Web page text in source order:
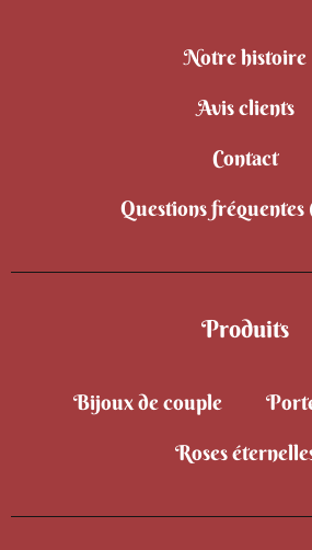
Notre histoire
Avis clients
Contact
Questions
Produits
Bijoux de couple
Roses